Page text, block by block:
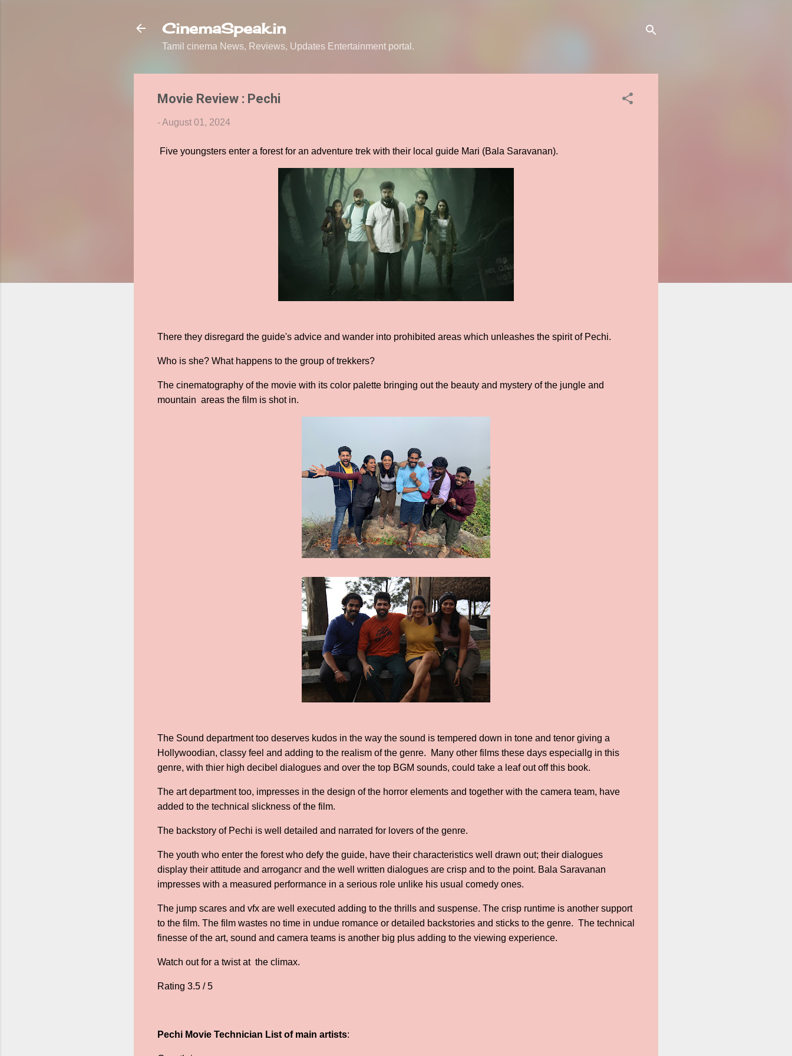
CinemaSpeak.in
Tamil cinema News, Reviews, Updates Entertainment portal.
Movie Review : Pechi
-August 01, 2024
Five youngsters enter a forest for an adventure trek with their local guide Mari (Bala Saravanan).
There they disregard the guide's advice and wander into prohibited areas which unleashes the spirit of Pechi.
Who is she? What happens to the group of trekkers?
The cinematography of the movie with its color palette bringing out the beauty and mystery of the jungle and
mountain areas the film is shot in.
The Sound department too deserves kudos in the way the sound is tempered down in tone and tenor giving a
Hollywoodian, classy feel and adding to the realism of the genre. Many other films these days especiallg in this
genre, with thier high decibel dialogues and over the top BGM sounds, could take a leaf out off this book.
The art department too, impresses in the design of the horror elements and together with the camera team, have
added to the technical slickness of the film.
The backstory of Pechi is well detailed and narrated for lovers of the genre.
The youth who enter the forest who defy the guide, have their characteristics well drawn out; their dialogues
display their attitude and arrogancr and the well written dialogues are crisp and to the point. Bala Saravanan
impresses with a measured performance in a serious role unlike his usual comedy ones.
The jump scares and vfx are well executed adding to the thrills and suspense. The crisp runtime is another support
to the film. The film wastes no time in undue romance or detailed backstories and sticks to the genre. The technical
finesse of the art, sound and camera teams is another big plus adding to the viewing experience.
Watch out for a twist at the climax.
Rating 3.5 / 5
Pechi Movie Technician List of main artists: